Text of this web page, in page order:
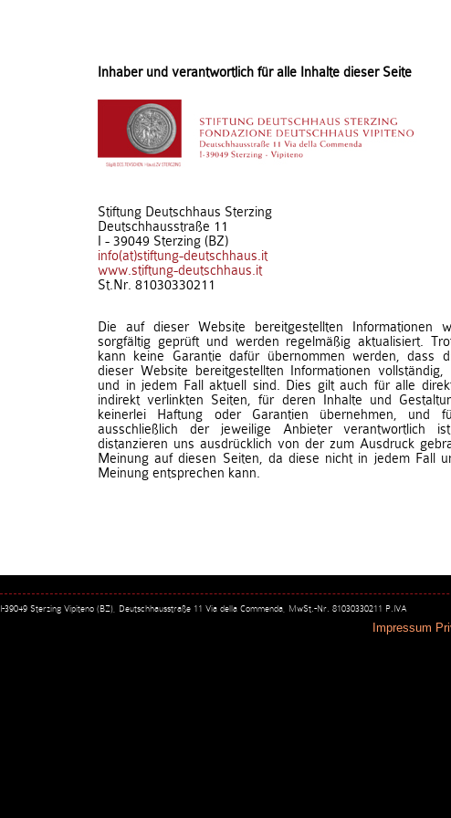
Inhaber und verantwortlich für alle Inhalte dieser Seite
Stiftung Deutschhaus Sterzing
Deutschhausstraße 11
I - 39049 Sterzing (BZ)
info(at)stiftung-deutschhaus.it
www.stiftung-deutschhaus.it
St.Nr. 81030330211
Die auf dieser Website bereitgestellten Informationen
sorgfältig geprüft und werden regelmäßig aktualisiert.
kann keine Garantie dafür übernommen werden, dass
dieser Website bereitgestellten Informationen vollständig,
und in jedem Fall aktuell sind. Dies gilt auch für alle
indirekt verlinkten Seiten, für deren Inhalte und
keinerlei Haftung oder Garantien übernehmen, und
ausschließlich der jeweilige Anbieter verantwortlich
distanzieren uns ausdrücklich von der zum Ausdruck
Meinung auf diesen Seiten, da diese nicht in jedem Fall
Meinung entsprechen kann.
I-39049 Sterzing Vipiteno (BZ), Deutschhausstraße 11 Via della Commenda, MwSt.-Nr. 81030330211 P.IVA
Impressum